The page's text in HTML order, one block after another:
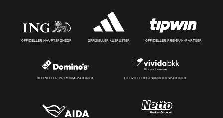
OFFIZIELLER HAUPTSPONSOR OFFIZIELLER AUSRÜSTER OFFIZIELLER PREMIUM-PARTNER
OFFIZIELLER PREMIUM-PARTNER OFFIZIELLER GESUNDHEITSPARTNER